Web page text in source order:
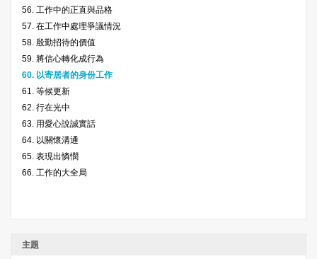
56. 工作中的正直與品格
57. 在工作中處理爭議情況
58. 殷勤招待的價值
59. 將信心轉化成行為
60. 以寄居者的身份工作
61. 等候更新
62. 行在光中
63. 用愛心說誠實話
64. 以關懷溝通
65. 表現出憐憫
66. 工作的大全局
主題